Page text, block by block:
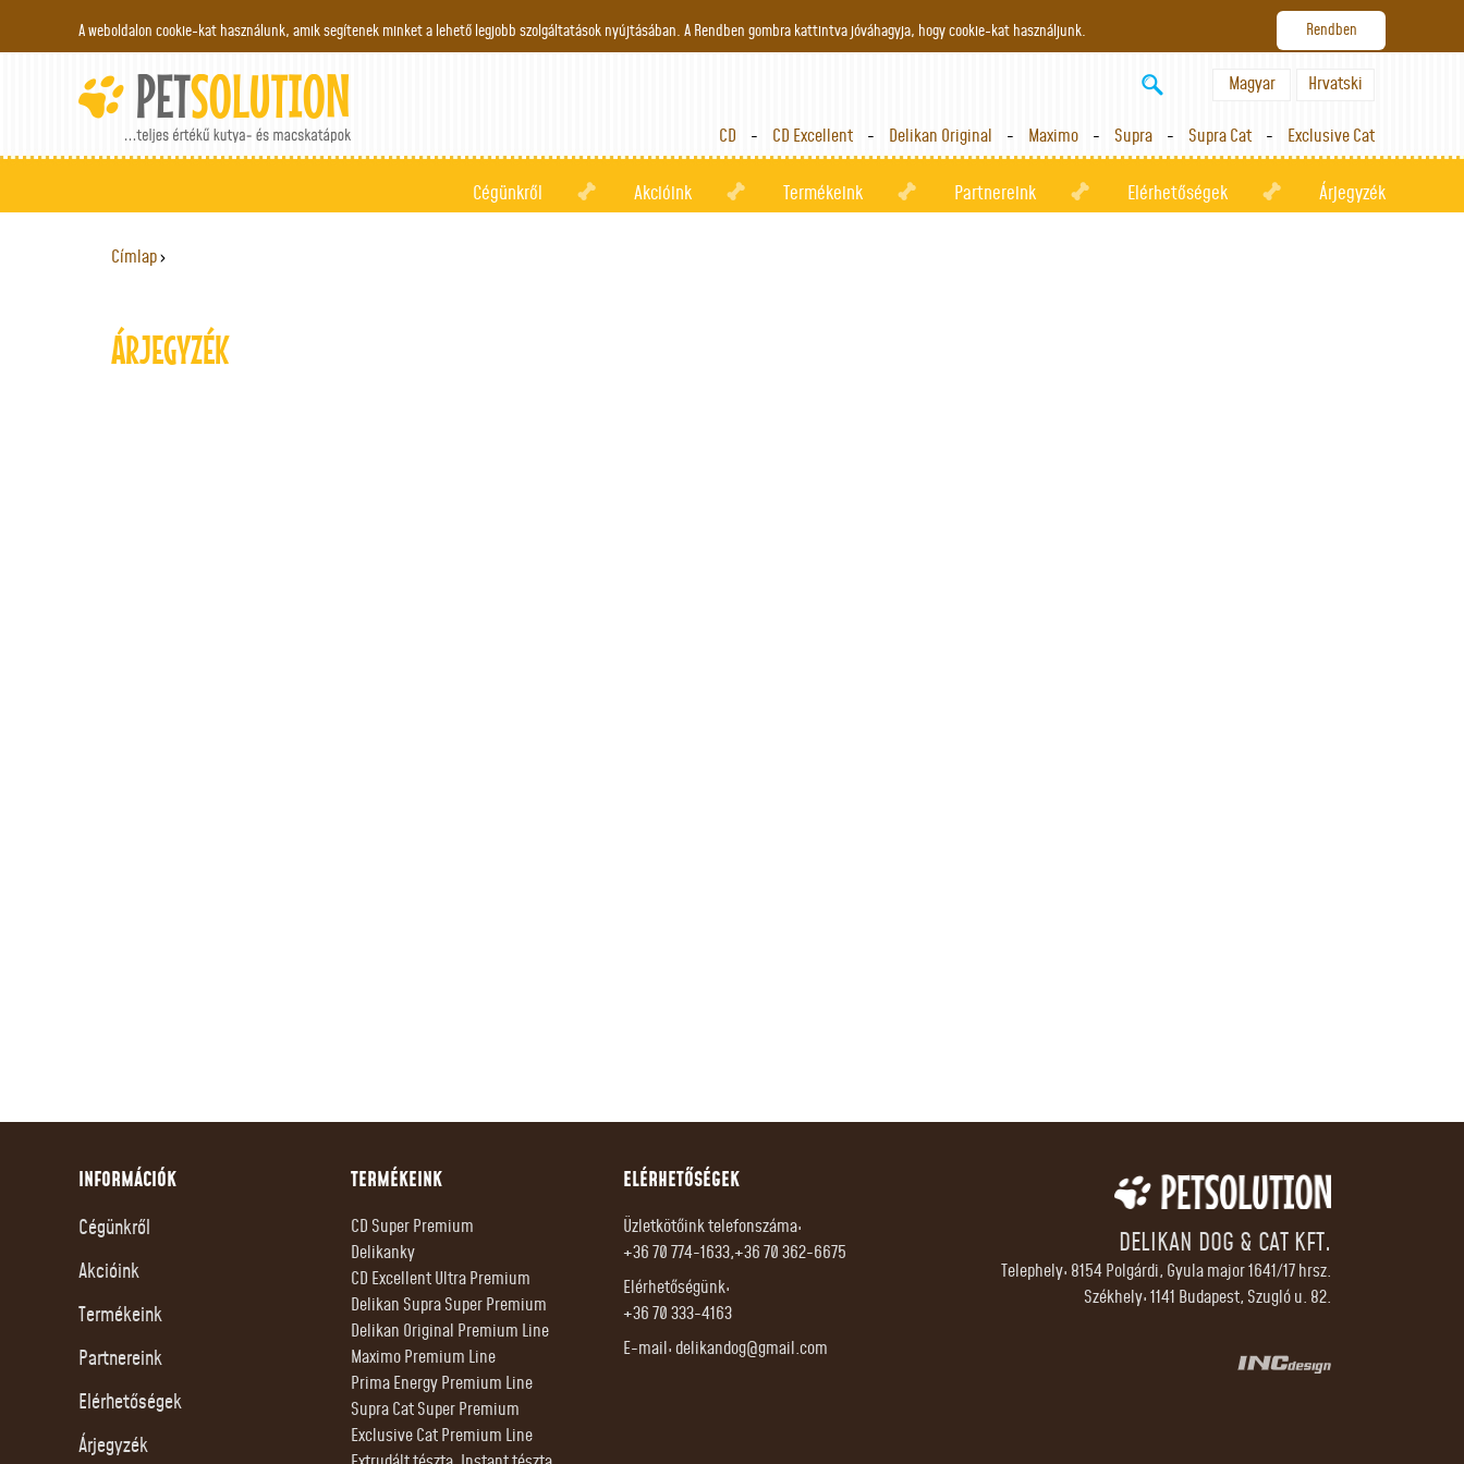
A weboldalon cookie-kat használunk, amik segítenek minket a lehető legjobb szolgáltatások nyújtásában. A Rendben gombra kattintva jóváhagyja, hogy cookie-kat használjunk.
Magyar Hrvatski
CD CD Excellent Delikan Original Maximo Supra Supra Cat Exclusive Cat
Cégünkről Akcióink Termékeink Partnereink Elérhetőségek Árjegyzék
JELENLEGI HELY
Címlap›
ÁRJEGYZÉK
INFORMÁCIÓK
Cégünkről
Akcióink
Termékeink
Partnereink
Elérhetőségek
Árjegyzék
TERMÉKEINK
CD Super Premium
Delikanky
CD Excellent Ultra Premium
Delikan Supra Super Premium
Delikan Original Premium Line
Maximo Premium Line
Prima Energy Premium Line
Supra Cat Super Premium
Exclusive Cat Premium Line
ELÉRHETŐSÉGEK
Üzletkötőink telefonszáma:
+36 70 774-1633,+36 70 362-6675
Elérhetőségünk:
+36 70 333-4163
E-mail: delikandog@gmail.com
DELIKAN DOG & CAT KFT.
Telephely: 8154 Polgárdi, Gyula major 1641/17 hrsz.
Székhely: 1141 Budapest, Szugló u. 82.